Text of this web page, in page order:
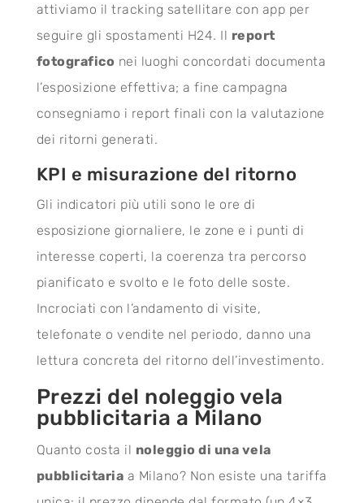
attiviamo il tracking satellitare con app per
seguire gli spostamenti H24. Il report
fotografico nei luoghi concordati documenta
l’esposizione effettiva; a fine campagna
consegniamo i report finali con la valutazione
dei ritorni generati.
KPI e misurazione del ritorno
Gli indicatori più utili sono le ore di
esposizione giornaliere, le zone e i punti di
interesse coperti, la coerenza tra percorso
pianificato e svolto e le foto delle soste.
Incrociati con l’andamento di visite,
telefonate o vendite nel periodo, danno una
lettura concreta del ritorno dell’investimento.
Prezzi del noleggio vela
pubblicitaria a Milano
Quanto costa il noleggio di una vela
pubblicitaria a Milano? Non esiste una tariffa